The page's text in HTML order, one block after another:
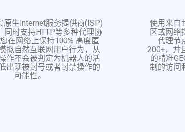
原生Internet服务提供商(ISP)
同时支持HTTP等多种代理协
在网络上保持100% 高度匿
拟自然互联网用户行为，从
作不会被判定为机器人的活
出现被封号或者封禁操作的
可能性。
使用来自
区或网络
代理节
200+，并
的精准
制的访问